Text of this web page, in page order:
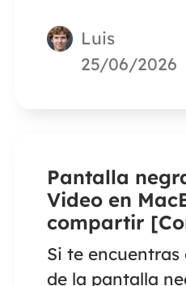
Excel de
preocupes. Este
Luis
25/06/2026
Pantalla
Video en
compartir
Si te
de la pantalla